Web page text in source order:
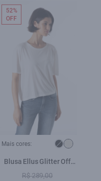
Mais cores:
Blusa Ellus Glitter Off
White
R$ 289,00
52%
OFF